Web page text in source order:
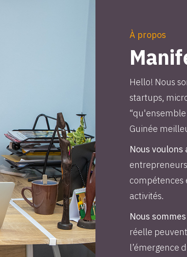
À propos
Hello! Nous
startups,
Guinée
Nous
compétences
activités.
Nous
réelle
l’émergence